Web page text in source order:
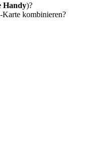
Handy)?
Karte kombinieren?